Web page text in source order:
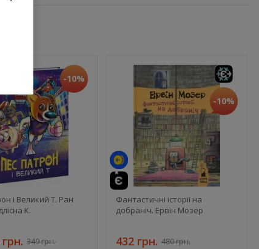
-10%
і Великий Т. Ран
К.
349 грн.
-10%
Фантастичні історії на
добраніч. Ервін Мозер
432 грн. 480 грн.